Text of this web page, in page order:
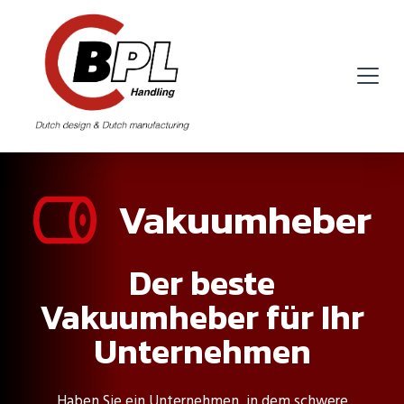
Vakuumheber
Der beste
Vakuumheber für Ihr
Unternehmen